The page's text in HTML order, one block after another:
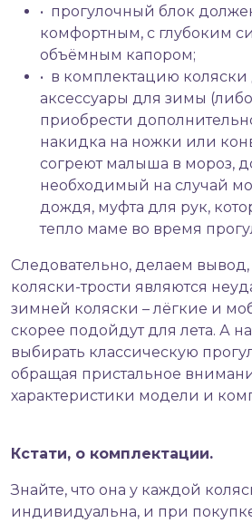
• прогулочный блок
комфортным, с глубоким
объёмным капором;
• в комплектацию
аксессуары для зимы
приобрести
накидка на ножки или
согреют малыша в мороз,
необходимый на случай
дождя, муфта для рук,
тепло маме во время
Следовательно, делаем
коляски-трости являются
зимней коляски – лёгкие и
скорее подойдут для лета. А
выбирать классическую
обращая пристальное
характеристики модели и
Кстати, о комплектации.
Знайте, что она у каждой
индивидуальна, и при